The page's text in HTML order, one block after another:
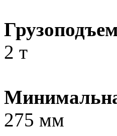
2 т
275 мм